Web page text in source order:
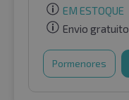
EM ESTOQUE
Envio gratuito
Pormenores